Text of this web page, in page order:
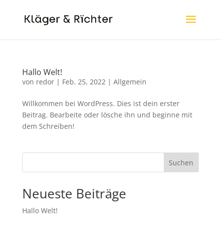
Hallo Welt!
von redor| Feb. 25, 2022| Allgemein
Willkommen bei WordPress. Dies ist dein erster
Beitrag. Bearbeite oder lösche ihn und beginne mit
dem Schreiben!
Suchen
Neueste Beiträge
Hallo Welt!